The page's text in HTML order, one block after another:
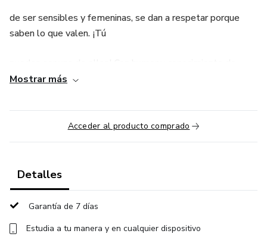
de ser sensibles y femeninas, se dan a respetar porque
saben lo que valen. ¡Tú
causa, Sherry Argov
revela aquí lo que toda mujer debería saber y lo que
algunos hombres
dejar atrás la
docilidad, la sumisión y la dependencia amorosa.
Además de ser uno de los libros de desarrollo personal
Mostrar más
Acceder al producto comprado
Detalles
Garantía de 7 días
Estudia a tu manera y en cualquier dispositivo